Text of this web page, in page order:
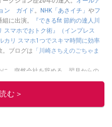
ン ガイド。 NHK「あさイチ」 やフ
に出演。
『できるfit 節約の達人川
スマホでおトク術』（インプレス
カリ スマホ1つでスキマ時間に効率
。ブログは 「川崎さちえのごちゃま
、突然会社を辞める。翌月からの
空いた時間でできるオークション
らずに、まずは落札者として参
む＞